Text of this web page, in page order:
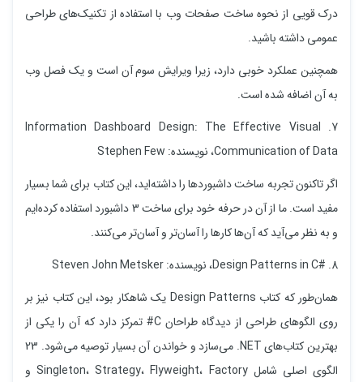
درک قویی از نحوه ساخت صفحات وب با استفاده از تکنیک‌های طراحی
عمومی داشته باشید.
همچنین عملکرد خوبی دارد، زیرا ویرایش سوم آن است و یک فصل وب
به آن اضافه شده است.
7. Information Dashboard Design: The Effective Visual
Communication of Data، نویسنده: Stephen Few
اگر تاکنون تجربه ساخت داشبوردها را داشته‌اید، این کتاب برای شما بسیار
مفید است. ما از آن در حرفه خود برای ساخت 3 داشبورد استفاده کرده‌ایم
و به نظر می‌آید که آن‌ها کارها را آسان‌تر و آسان‌تر می‌کنند.
8. #Design Patterns in C، نویسنده: Steven John Metsker
همان‌طور که کتاب Design Patterns یک شاهکار بود، این کتاب نیز بر
روی الگوهای طراحی از دیدگاه طراحان C# تمرکز دارد که آن را یکی از
بهترین کتاب‌های NET. می‌سازد و خواندن آن بسیار توصیه می‌شود. 23
الگوی اصلی شامل Singleton، Strategy، Flyweight، Factory و